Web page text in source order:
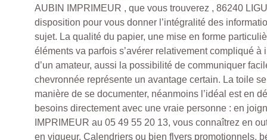
AUBIN IMPRIMEUR , que vous trouverez , 86240
disposition pour vous donner l’intégralité des
sujet. La qualité du papier, une mise en forme
éléments va parfois s’avérer relativement compliqué à
d’un amateur, aussi la possibilité de communiquer
chevronnée représente un avantage certain. La toile
manière de se documenter, néanmoins l’idéal est en
besoins directement avec une vraie personne : en
IMPRIMEUR au 05 49 55 20 13, vous connaîtrez en
en vigueur. Calendriers ou bien flyers promotionnels,